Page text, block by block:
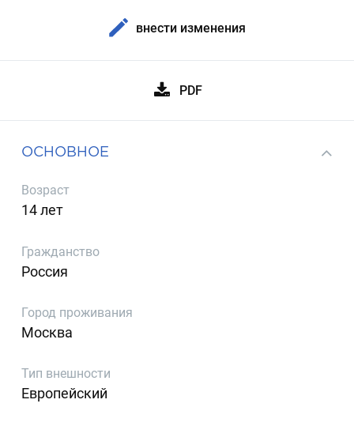
внести изменения
PDF
ОСНОВНОЕ
Возраст
14 лет
Гражданство
Россия
Город проживания
Москва
Тип внешности
Европейский